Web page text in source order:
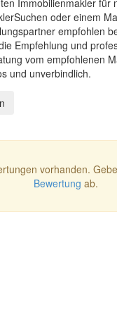
Immobilienmakler für
oder einem
empfohlen
Empfehlung und
vom empfohlenen
und unverbindlich.
vorhanden.
Bewertung ab.